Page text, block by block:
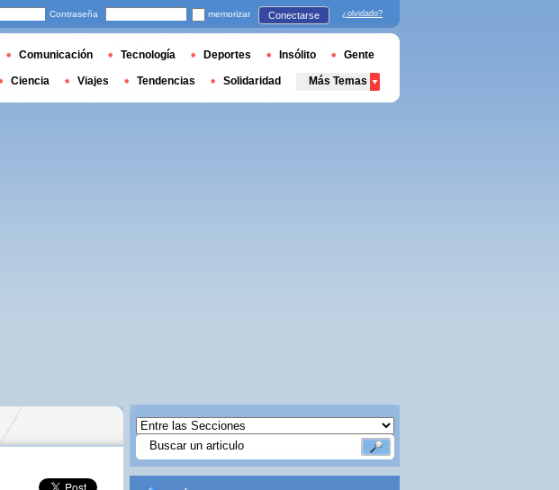
Contraseña memorizar Conectarse ¿olvidado?
Comunicación Tecnología Deportes Insólito Gente
Ciencia Viajes Tendencias Solidaridad Más Temas